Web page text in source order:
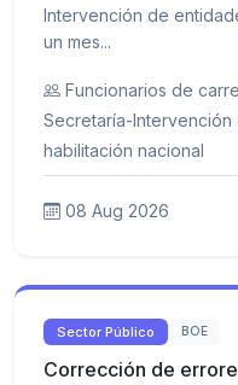
Intervención de
un mes...
Funcionarios de
Secretaría-Intervención
habilitación nacional
08 Aug 2026
Sector Público BOE
Corrección de